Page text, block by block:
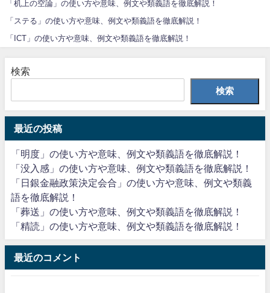
「机上の空論」の使い方や意味、例文や類義語を徹底解説！
「ステる」の使い方や意味、例文や類義語を徹底解説！
「ICT」の使い方や意味、例文や類義語を徹底解説！
検索
検索
最近の投稿
「明度」の使い方や意味、例文や類義語を徹底解説！
「没入感」の使い方や意味、例文や類義語を徹底解説！
「日銀金融政策決定会合」の使い方や意味、例文や類義
語を徹底解説！
「葬送」の使い方や意味、例文や類義語を徹底解説！
「精読」の使い方や意味、例文や類義語を徹底解説！
最近のコメント